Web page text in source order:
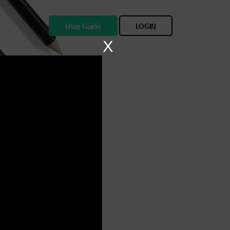
User Guide LOGIN
X